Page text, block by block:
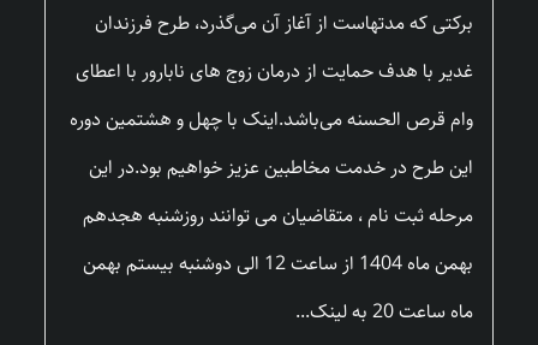
برکتی که مدتهاست از آغاز آن می‌گذرد، طرح فرزندان
غدیر با هدف حمایت از درمان زوج های نابارور با اعطای
وام قرص الحسنه می‌باشد.اینک با چهل و هشتمین دوره
این طرح در خدمت مخاطبین عزیز خواهیم بود.در این
مرحله ثبت نام ، متقاضیان می توانند روزشنبه هجدهم
بهمن ماه 1404 از ساعت 12 الی دوشنبه بیستم بهمن
ماه ساعت 20 به لینک...